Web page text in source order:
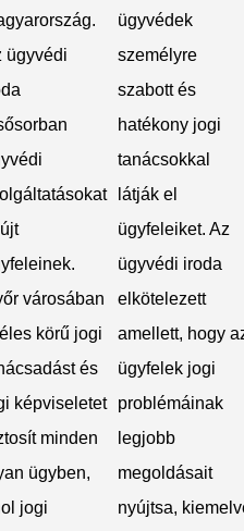
ügyvédi
városában
körű jogi
és
képviseletet
minden
ügyben,
jogi
ügyvédek
személyre
szabott és
hatékony jogi
tanácsokkal
látják el
ügyfeleiket. Az
ügyvédi iroda
elkötelezett
amellett, hogy
ügyfelek jogi
problémáinak
legjobb
megoldásait
nyújtsa,